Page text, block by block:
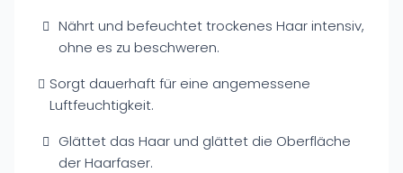
Nährt und befeuchtet trockenes Haar intensiv,
ohne es zu beschweren.
Sorgt dauerhaft für eine angemessene
Luftfeuchtigkeit.
Glättet das Haar und glättet die Oberfläche
der Haarfaser.